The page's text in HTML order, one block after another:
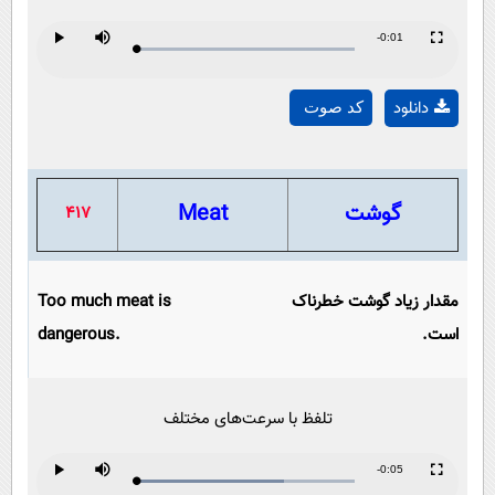
Video
Loaded:
Progress:
Remaining
-0:01
کد صوت دانلود
گوشت Meat
417
مقدار زیاد گوشت خطرناک
است.
Too much meat is
dangerous.
تلفظ با سرعت‌های مختلف
Loaded:
Progress:
Remaining
-0:05